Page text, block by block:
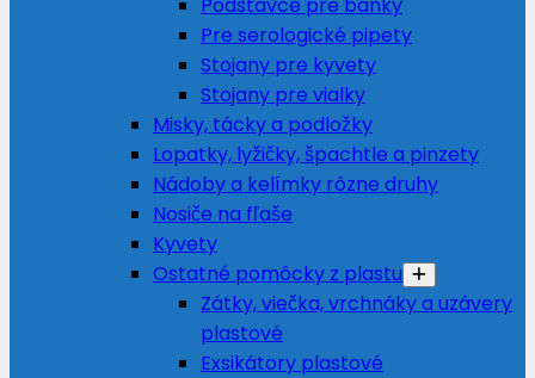
Pre serologické pipety
Stojany pre kyvety
Stojany pre vialky
Misky, tácky a podložky
Lopatky, lyžičky, špachtle a pinzety
Nádoby a kelímky rôzne druhy
Nosiče na fľaše
Kyvety
Ostatné pomôcky z plastu
Zátky, viečka, vrchnáky a uzávery
plastové
Exsikátory plastové